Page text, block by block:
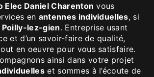
Elec Daniel Charenton vous
en antennes individuelles, si
Poilly-lez-gien. Entreprise usant
et d’un savoir-faire de qualité,
en oeuvre pour vous satisfaire.
ainsi dans votre projet
et sommes à l’écoute de